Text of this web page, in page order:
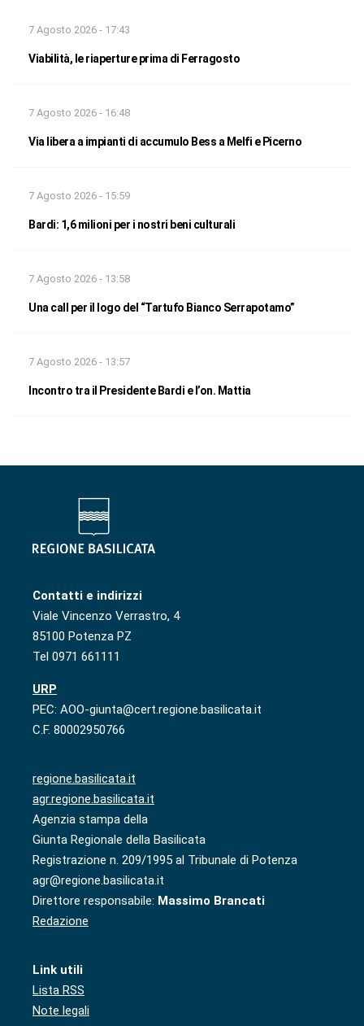
7 Agosto 2026 - 17:43
Viabilità, le riaperture prima di Ferragosto
7 Agosto 2026 - 16:48
Via libera a impianti di accumulo Bess a Melfi e Picerno
7 Agosto 2026 - 15:59
Bardi: 1,6 milioni per i nostri beni culturali
7 Agosto 2026 - 13:58
Una call per il logo del “Tartufo Bianco Serrapotamo”
7 Agosto 2026 - 13:57
Incontro tra il Presidente Bardi e l’on. Mattia
Contatti e indirizzi
Viale Vincenzo Verrastro, 4
85100 Potenza PZ
Tel 0971 661111
URP
PEC: AOO-giunta@cert.regione.basilicata.it
C.F. 80002950766
regione.basilicata.it
agr.regione.basilicata.it
Agenzia stampa della
Giunta Regionale della Basilicata
Registrazione n. 209/1995 al Tribunale di Potenza
agr@regione.basilicata.it
Direttore responsabile: Massimo Brancati
Redazione
Link utili
Lista RSS
Note legali